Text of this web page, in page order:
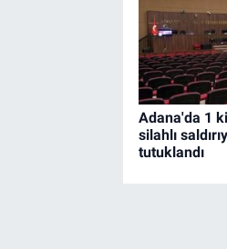
Adana'da 1
silahlı
tutuklandı